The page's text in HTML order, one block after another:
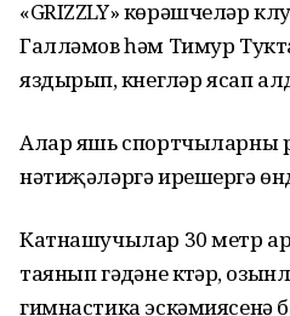
«GRIZZLY» көрәшчеләр
Галләмов һәм Тимур
яздырып, күнегүләр ясап
Алар яшь спортчыларны
нәтиҗәләргә ирешергә
Катнашучылар 30 метр
таянып гәүдәне күтәрү,
гимнастика эскәмиясенә